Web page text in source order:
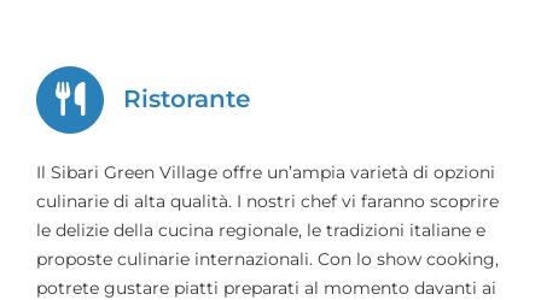
Ristorante
Il Sibari Green Village offre un’ampia varietà di opzioni
culinarie di alta qualità. I nostri chef vi faranno scoprire
le delizie della cucina regionale, le tradizioni italiane e
proposte culinarie internazionali. Con lo show cooking,
potrete gustare piatti preparati al momento davanti ai